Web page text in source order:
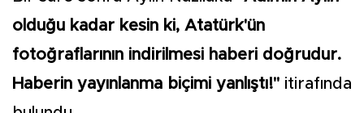
olduğu kadar kesin ki, Atatürk'ün
fotoğraflarının indirilmesi haberi doğrudur.
Haberin yayınlanma biçimi yanlıştı!" itirafında